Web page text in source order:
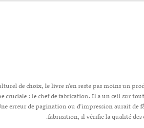
de choix, le livre n’en reste pas moins un
cruciale : le chef de fabrication. Il a un œil sur
erreur de pagination ou d’impression aurait de
fabrication, il vérifie la qualité des